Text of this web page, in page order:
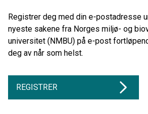
Registrer deg med din e-postadresse
nyeste sakene fra Norges miljø- og
universitet (NMBU) på e-post
deg av når som helst.
REGISTRER